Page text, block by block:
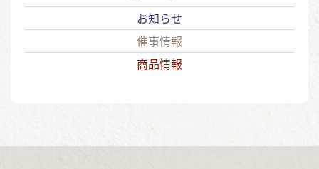
お知らせ
催事情報
商品情報